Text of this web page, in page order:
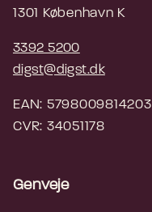
1301 København K
3392 5200
digst@digst.dk
EAN: 5798009814203
CVR: 34051178
Genveje